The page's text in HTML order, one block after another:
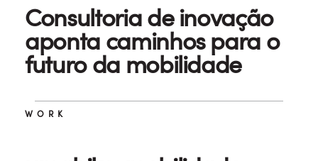
Consultoria de inovação
aponta caminhos para o
futuro da mobilidade
WORK